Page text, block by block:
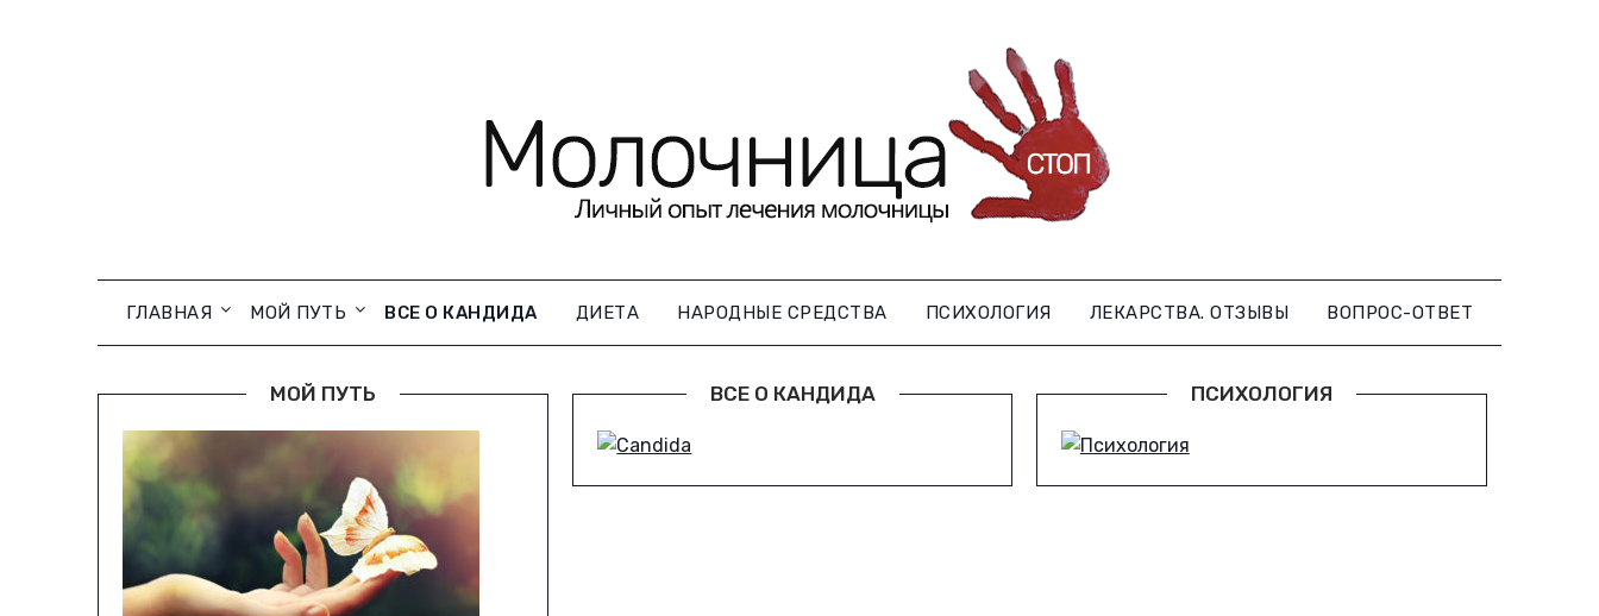
ГЛАВНАЯ МОЙ ПУТЬ ВСЕ О КАНДИДА ДИЕТА НАРОДНЫЕ СРЕДСТВА ПСИХОЛОГИЯ ЛЕКАРСТВА. ОТЗЫВЫ ВОПРОС-ОТВЕТ
МОЙ ПУТЬ ВСЕ О КАНДИДА ПСИХОЛОГИЯ